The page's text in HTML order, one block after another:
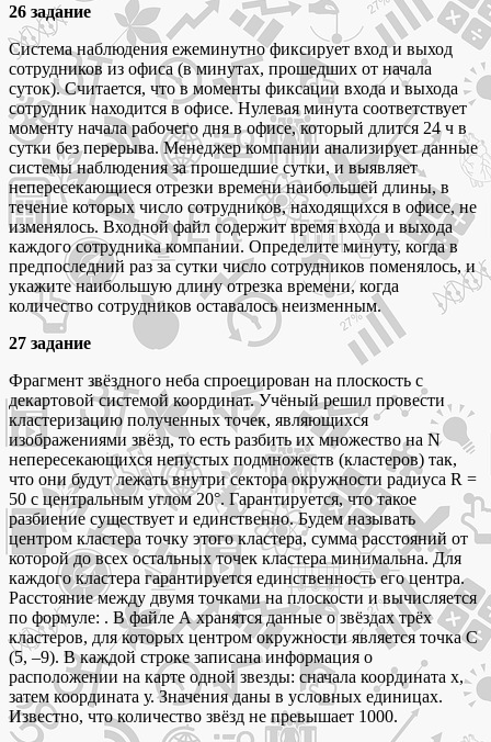
26 задание
Система наблюдения ежеминутно фиксирует вход и выход
сотрудников из офиса (в минутах, прошедших от начала
суток). Считается, что в моменты фиксации входа и выхода
сотрудник находится в офисе. Нулевая минута соответствует
моменту начала рабочего дня в офисе, который длится 24 ч в
сутки без перерыва. Менеджер компании анализирует данные
системы наблюдения за прошедшие сутки, и выявляет
непересекающиеся отрезки времени наибольшей длины, в
течение которых число сотрудников, находящихся в офисе, не
изменялось. Входной файл содержит время входа и выхода
каждого сотрудника компании. Определите минуту, когда в
предпоследний раз за сутки число сотрудников поменялось, и
укажите наибольшую длину отрезка времени, когда
количество сотрудников оставалось неизменным.
27 задание
Фрагмент звёздного неба спроецирован на плоскость с
декартовой системой координат. Учёный решил провести
кластеризацию полученных точек, являющихся
изображениями звёзд, то есть разбить их множество на N
непересекающихся непустых подмножеств (кластеров) так,
что они будут лежать внутри сектора окружности радиуса R =
50 с центральным углом 20°. Гарантируется, что такое
разбиение существует и единственно. Будем называть
центром кластера точку этого кластера, сумма расстояний от
которой до всех остальных точек кластера минимальна. Для
каждого кластера гарантируется единственность его центра.
Расстояние между двумя точками на плоскости и вычисляется
по формуле: . В файле А хранятся данные о звёздах трёх
кластеров, для которых центром окружности является точка C
(5, –9). В каждой строке записана информация о
расположении на карте одной звезды: сначала координата х,
затем координата у. Значения даны в условных единицах.
Известно, что количество звёзд не превышает 1000.